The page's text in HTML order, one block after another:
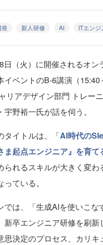
新人研修 AI ITエンジ
（火）に開催されるオン
イベントのB-6講演（
リアデザイン部門 トレー
野裕一氏が話を伺う。
タイトルは、「AI時代の
ま起点エンジニア』を育て
られるスキルが大きく変
ている。
は、「生成AIを使いこ
新卒エンジニア研修を刷
思決定のプロセス、カリキ